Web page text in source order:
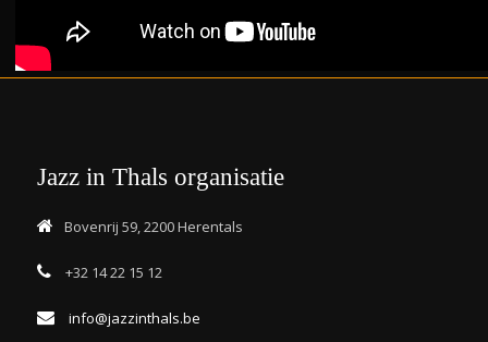
Jazz in Thals organisatie
Bovenrij 59, 2200 Herentals
+32 14 22 15 12
info@jazzinthals.be